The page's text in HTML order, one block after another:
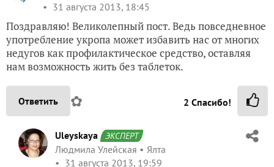
31 августа 2013, 18:45
Поздравляю! Великолепный пост. Ведь повседневное
употребление укропа может избавить нас от многих
недугов как профилактическое средство, оставляя
нам возможность жить без таблеток.
Ответить ✿ 2 Спасибо!
Uleyskaya ЭКСПЕРТ
Людмила Улейская
Ялта
31 августа 2013, 19:59